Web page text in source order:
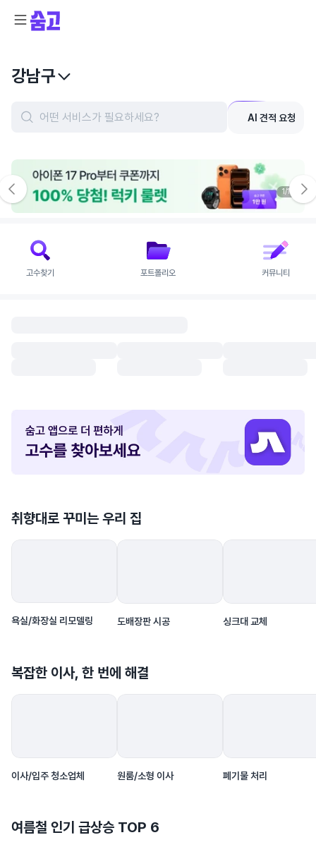
강남구
AI 견적 요청
메
인
롤
링
1/10
고수찾기 포트폴리오 커뮤니티
드
취향대로 꾸미는 우리 집
욕실/화장실 리모델링 도배장판 시공 싱크대 교체
복잡한 이사, 한 번에 해결
이사/입주 청소업체 원룸/소형 이사 폐기물 처리
여름철 인기 급상승 TOP 6